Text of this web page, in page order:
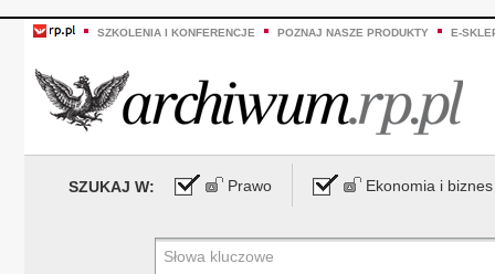
SZKOLENIA I KONFERENCJE POZNAJ NASZE PRODUKTY E-
SZUKAJ W: Prawo Ekonomia i biznes